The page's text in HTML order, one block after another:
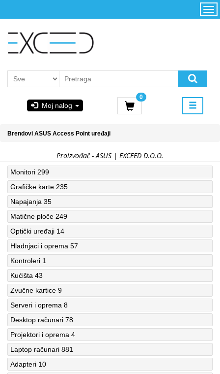
Moj nalog
0
Početna
korišćenja i
PoweredByAsus
Brendovi ASUS Access Point uređaji
Proizvođač - ASUS | EXCEED D.O.O.
Monitori 299
Grafičke karte 235
Napajanja 35
Matične ploče 249
Optički uređaji 14
Hladnjaci i oprema 57
Kontroleri 1
Kućišta 43
Zvučne kartice 9
Serveri i oprema 8
Desktop računari 78
Projektori i oprema 4
Laptop računari 881
Adapteri 10